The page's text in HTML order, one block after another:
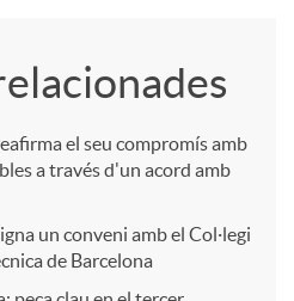
el seu compromís amb
a través d'un acord amb
un conveni amb el Col·legi
de Barcelona